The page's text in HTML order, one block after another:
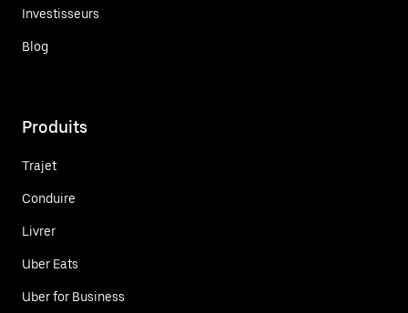
Investisseurs
Blog
Produits
Trajet
Conduire
Livrer
Uber Eats
Uber for Business